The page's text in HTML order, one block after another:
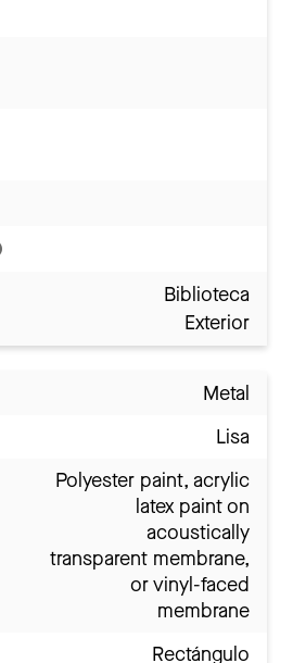
Biblioteca
Exterior
Metal
Lisa
Polyester paint, acrylic
latex paint on
acoustically
transparent membrane,
or vinyl-faced
membrane
Rectángulo